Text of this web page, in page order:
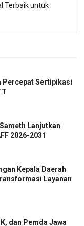
Terbaik untuk
Percepat Sertipikasi
Lanjutkan
2026-2031
Kepala Daerah
Layanan
dan Pemda Jawa